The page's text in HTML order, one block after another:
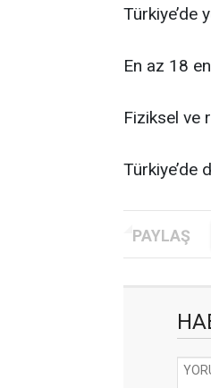
Türkiye’de
En az 18
Fiziksel ve
Türkiye’de